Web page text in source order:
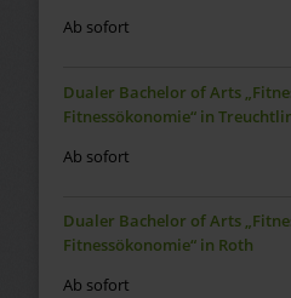
Ab sofort
Dualer Bachelor of Arts
Fitnessökonomie“ in
Ab sofort
Dualer Bachelor of Arts
Fitnessökonomie“ in Roth
Ab sofort